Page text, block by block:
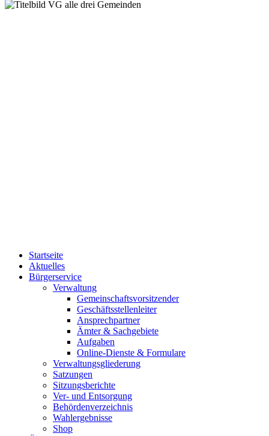
Startseite
Aktuelles
Bürgerservice
Verwaltung
Gemeinschaftsvorsitzender
Geschäftsstellenleiter
Ansprechpartner
Ämter & Sachgebiete
Aufgaben
Online-Dienste & Formulare
Verwaltungsgliederung
Satzungen
Sitzungsberichte
Ver- und Entsorgung
Behördenverzeichnis
Wahlergebnisse
Shop